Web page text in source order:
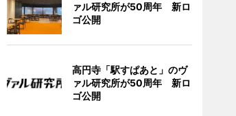
ァル研究所が50周年 新ロ
ゴ公開
高円寺「駅すぱあと」のヴ
ァル研究所が50周年 新ロ
ゴ公開